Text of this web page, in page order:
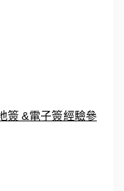
簽 &電子簽經驗參